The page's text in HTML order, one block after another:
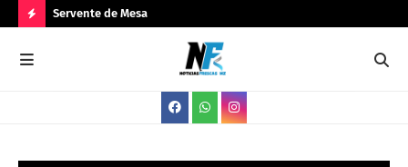
O
Servente de Mesa